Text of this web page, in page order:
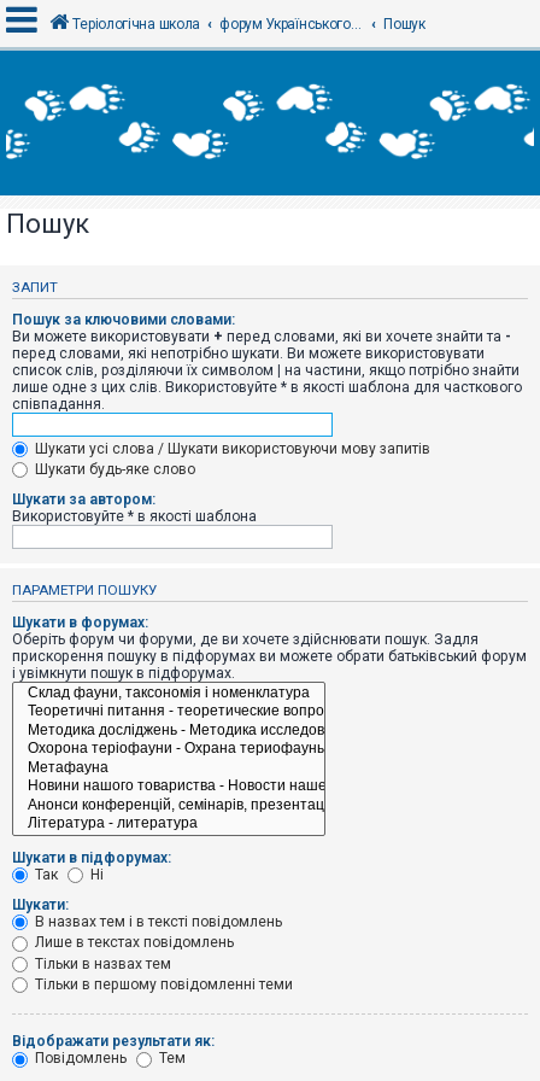
х
і
Р
с
р
а
ц
і
я
Т
е
м
и
б
і
п
о
в
і
д
в
н
т
е
м
и
о
ш
Теріологічна школа форум Українського теріологічного товариства Пошук
Пошук
ЗАПИТ
Пошук за ключовими словами:
Ви можете використовувати + перед словами, які ви хочете знайти та -
перед словами, які непотрібно шукати. Ви можете використовувати
список слів, розділяючи їх символом | на частини, якщо потрібно знайти
лише одне з цих слів. Використовуйте * в якості шаблона для часткового
співпадання.
Шукати усі слова / Шукати використовуючи мову запитів
Шукати будь-яке слово
Шукати за автором:
Використовуйте * в якості шаблона
ПАРАМЕТРИ ПОШУКУ
Шукати в форумах:
Оберіть форум чи форуми, де ви хочете здійснювати пошук. Задля
прискорення пошуку в підфорумах ви можете обрати батьківський форум
і увімкнути пошук в підфорумах.
Шукати в підфорумах:
Так
Ні
Шукати:
В назвах тем і в тексті повідомлень
Лише в текстах повідомлень
Тільки в назвах тем
Тільки в першому повідомленні теми
Відображати результати як:
Повідомлень
Тем